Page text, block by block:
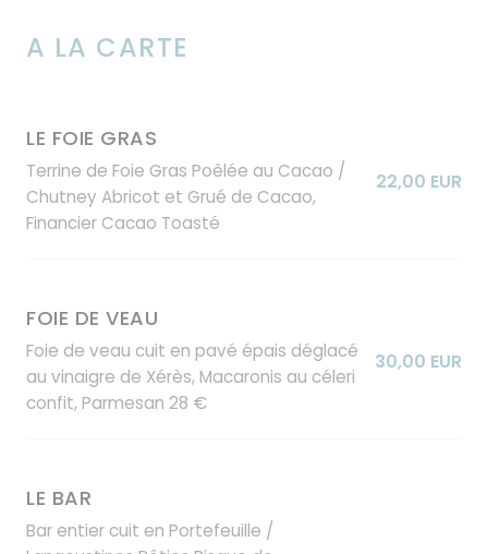
A LA CARTE
LE FOIE GRAS
Terrine de Foie Gras Poêlée au Cacao /
Chutney Abricot et Grué de Cacao,
Financier Cacao Toasté
22,00 EUR
FOIE DE VEAU
Foie de veau cuit en pavé épais déglacé
au vinaigre de Xérès, Macaronis au céleri
confit, Parmesan 28 €
30,00 EUR
LE BAR
Bar entier cuit en Portefeuille /